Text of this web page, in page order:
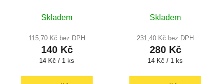
hodnocení
produktu
je
5,0
z
Skladem
115,70 Kč bez DPH
140 Kč
Měrná
14 Kč / 1 ks
hodnocení
produktu
je
5,0
z
Skladem
231,40 Kč bez DPH
280 Kč
Měrná
14 Kč / 1 ks